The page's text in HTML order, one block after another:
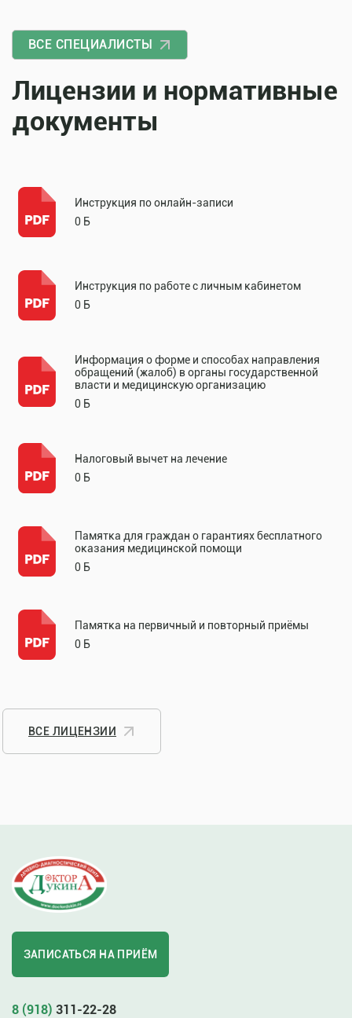
ВСЕ СПЕЦИАЛИСТЫ
Лицензии и нормативные
документы
Инструкция по онлайн-записи
0 Б
Инструкция по работе с личным кабинетом
0 Б
Информация о форме и способах направления
обращений (жалоб) в органы государственной
власти и медицинскую организацию
0 Б
Налоговый вычет на лечение
0 Б
Памятка для граждан о гарантиях бесплатного
оказания медицинской помощи
0 Б
Памятка на первичный и повторный приёмы
0 Б
ВСЕ ЛИЦЕНЗИИ
ЗАПИСАТЬСЯ НА ПРИЁМ
8 (918) 311-22-28